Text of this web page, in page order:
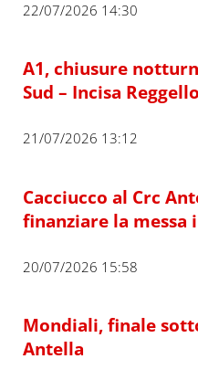
22/07/2026 14:30
A1, chiusure
Sud – Incisa Reggello
21/07/2026 13:12
Cacciucco al Crc
finanziare la messa
20/07/2026 15:58
Mondiali, finale
Antella